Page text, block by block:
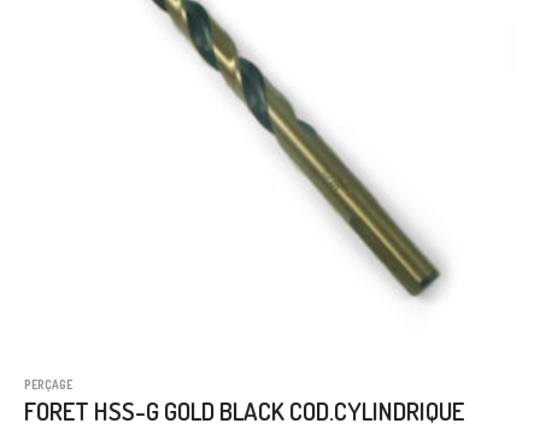
PERÇAGE
FORET HSS-G GOLD BLACK COD.CYLINDRIQUE